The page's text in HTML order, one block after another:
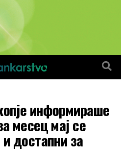
информираше
месец мај се
достапни за